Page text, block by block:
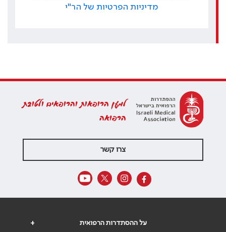
מדיניות הפרטיות של הר"י
למען הרופאות והרופאים ולטובת
הרפואה
צרו קשר
+ על ההסתדרות הרפואית